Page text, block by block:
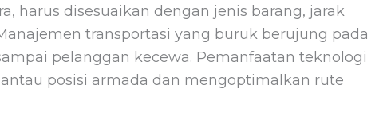
harus disesuaikan dengan jenis barang, jarak
transportasi yang buruk berujung pada
pelanggan kecewa. Pemanfaatan teknologi
posisi armada dan mengoptimalkan rute